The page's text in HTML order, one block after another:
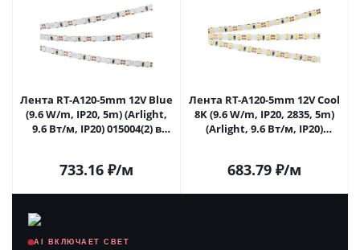
Лента RT-A120-5mm 12V Blue
(9.6 W/m, IP20, 5m) (Arlight,
9.6 Вт/м, IP20) 015004(2) в
733.16 ₽/м
Лента RT-A120-5mm 12V Cool
8K (9.6 W/m, IP20, 2835, 5m)
(Arlight, 9.6 Вт/м, IP20)
683.79 ₽/м
AI ВКЛЮЧАЕТ СВЕТ